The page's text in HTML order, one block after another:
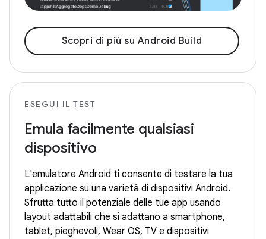
Scopri di più su Android Build
ESEGUI IL TEST
Emula facilmente qualsiasi
dispositivo
L'emulatore Android ti consente di testare la tua
applicazione su una varietà di dispositivi Android.
Sfrutta tutto il potenziale delle tue app usando
layout adattabili che si adattano a smartphone,
tablet, pieghevoli, Wear OS, TV e dispositivi